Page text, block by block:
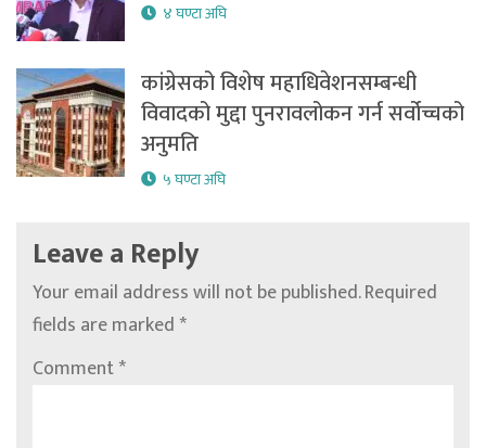
४ घण्टा अघि
कांग्रेसको विशेष महाधिवेशनसम्बन्धी
विवादको मुद्दा पुनरावलोकन गर्न सर्वोच्चको
अनुमति
५ घण्टा अघि
Leave a Reply
Your email address will not be published.Required
fields are marked*
Comment*